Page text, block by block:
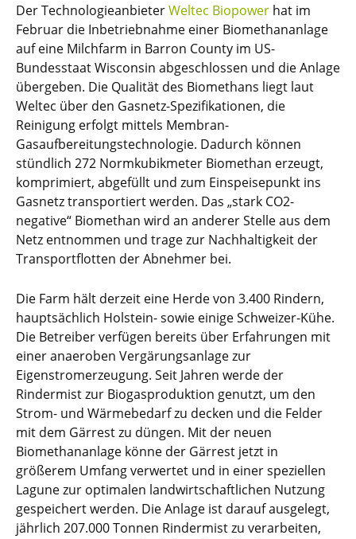
Der TechnologieanbieterWeltec Biopower hat im
Februar die Inbetriebnahme einer Biomethananlage
auf eine Milchfarm in Barron County im US-
Bundesstaat Wisconsin abgeschlossen und die Anlage
übergeben. Die Qualität des Biomethans liegt laut
Weltec über den Gasnetz-Spezifikationen, die
Reinigung erfolgt mittels Membran-
Gasaufbereitungstechnologie. Dadurch können
stündlich 272 Normkubikmeter Biomethan erzeugt,
komprimiert, abgefüllt und zum Einspeisepunkt ins
Gasnetz transportiert werden. Das „stark CO2-
negative“ Biomethan wird an anderer Stelle aus dem
Netz entnommen und trage zur Nachhaltigkeit der
Transportflotten der Abnehmer bei.
Die Farm hält derzeit eine Herde von 3.400 Rindern,
hauptsächlich Holstein- sowie einige Schweizer-Kühe.
Die Betreiber verfügen bereits über Erfahrungen mit
einer anaeroben Vergärungsanlage zur
Eigenstromerzeugung. Seit Jahren werde der
Rindermist zur Biogasproduktion genutzt, um den
Strom- und Wärmebedarf zu decken und die Felder
mit dem Gärrest zu düngen. Mit der neuen
Biomethananlage könne der Gärrest jetzt in
größerem Umfang verwertet und in einer speziellen
Lagune zur optimalen landwirtschaftlichen Nutzung
gespeichert werden. Die Anlage ist darauf ausgelegt,
jährlich 207.000 Tonnen Rindermist zu verarbeiten,